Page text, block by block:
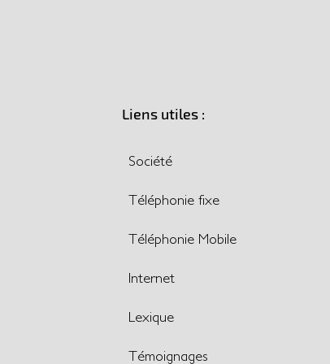
Liens utiles :
Société
Téléphonie fixe
Téléphonie Mobile
Internet
Lexique
Témoignages